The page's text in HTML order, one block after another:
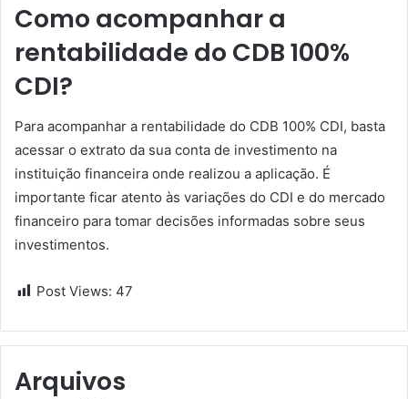
Como acompanhar a
rentabilidade do CDB 100%
CDI?
Para acompanhar a rentabilidade do CDB 100% CDI, basta
acessar o extrato da sua conta de investimento na
instituição financeira onde realizou a aplicação. É
importante ficar atento às variações do CDI e do mercado
financeiro para tomar decisões informadas sobre seus
investimentos.
Post Views: 47
Arquivos